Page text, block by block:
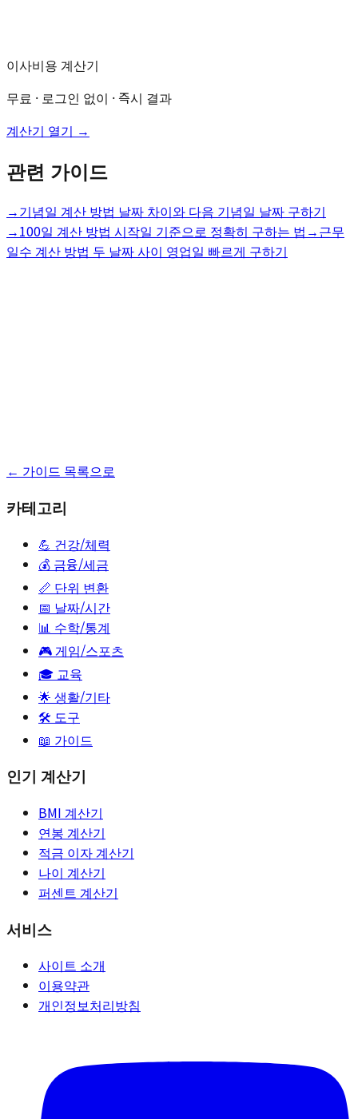
이사비용 계산기
무료 · 로그인 없이 · 즉시 결과
계산기 열기 →
관련 가이드
→기념일 계산 방법 날짜 차이와 다음 기념일 날짜 구하기
→100일 계산 방법 시작일 기준으로 정확히 구하는 법 →근무
일수 계산 방법 두 날짜 사이 영업일 빠르게 구하기
← 가이드 목록으로
카테고리
💪 건강/체력
💰 금융/세금
📏 단위 변환
📅 날짜/시간
📊 수학/통계
🎮게임/스포츠
🎓 교육
🌟 생활/기타
🛠️ 도구
📖 가이드
인기 계산기
BMI 계산기
연봉 계산기
적금 이자 계산기
나이 계산기
퍼센트 계산기
서비스
사이트 소개
이용약관
개인정보처리방침